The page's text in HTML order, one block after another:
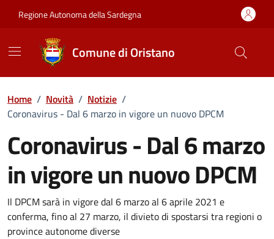
Regione Autonoma della Sardegna
Comune di Oristano
Home / Novità / Notizie /
Coronavirus - Dal 6 marzo in vigore un nuovo DPCM
Coronavirus - Dal 6 marzo
in vigore un nuovo DPCM
Dettagli della notizia
Il DPCM sarà in vigore dal 6 marzo al 6 aprile 2021 e
conferma, fino al 27 marzo, il divieto di spostarsi tra regioni o
province autonome diverse